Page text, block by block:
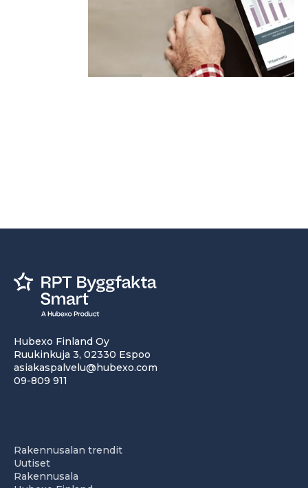
Hubexo Finland Oy
Ruukinkuja 3, 02330 Espoo
asiakaspalvelu@hubexo.com
09-809 911
Rakennusalan trendit
Uutiset
Rakennusala